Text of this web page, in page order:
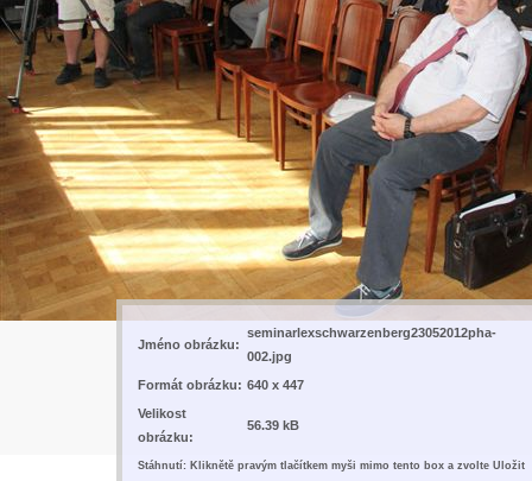
Jméno obrázku:
seminarlexschwarzenberg23052012pha-
002.jpg
Formát obrázku: 640 x 447
Velikost
obrázku:
56.39 kB
Stáhnutí: Kliknětě pravým tlačítkem myši mimo tento box a zvolte Uložit